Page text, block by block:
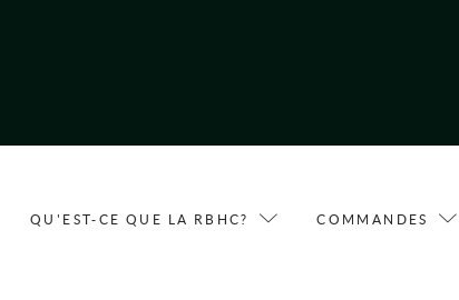
QU'EST-CE QUE LA RBHC? COMMANDES